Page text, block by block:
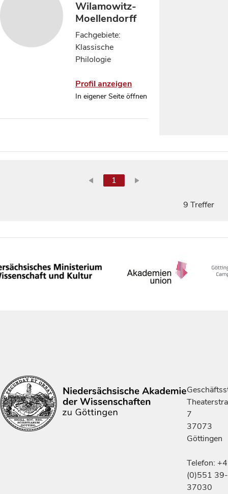
Wilamowitz-
Moellendorff
Fachgebiete:
Klassische
Philologie
Profil anzeigen
In eigener Seite öffnen
1
9 Treffer
7
37073
Göttingen
Telefon:
(0)551 39-
37030